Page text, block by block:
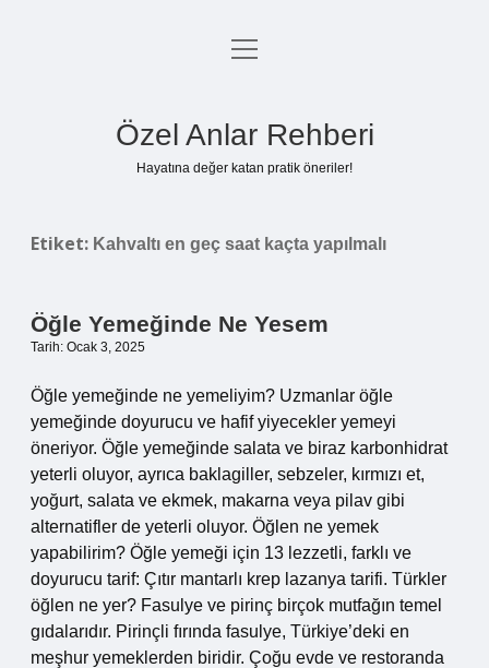
Anasayfa
menüyü
Özel Anlar Rehberi
Hayatına değer katan pratik öneriler!
Etiket: Kahvaltı en geç saat kaçta yapılmalı
Öğle Yemeğinde Ne Yesem
Tarih: Ocak 3, 2025
Öğle yemeğinde ne yemeliyim? Uzmanlar öğle
yemeğinde doyurucu ve hafif yiyecekler yemeyi
öneriyor. Öğle yemeğinde salata ve biraz karbonhidrat
yeterli oluyor, ayrıca baklagiller, sebzeler, kırmızı et,
yoğurt, salata ve ekmek, makarna veya pilav gibi
alternatifler de yeterli oluyor. Öğlen ne yemek
yapabilirim? Öğle yemeği için 13 lezzetli, farklı ve
doyurucu tarif: Çıtır mantarlı krep lazanya tarifi. Türkler
öğlen ne yer? Fasulye ve pirinç birçok mutfağın temel
gıdalarıdır. Pirinçli fırında fasulye, Türkiye’deki en
meşhur yemeklerden biridir. Çoğu evde ve restoranda